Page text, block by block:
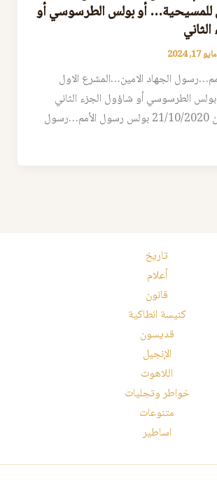
للمسيحية… أو بولس الطرسوسي أو
مايو 17, 2024
الجهاد الامين…المشرع الاول
الطرسوسي أو شاؤول الجزء الثاني
د.جوزيف زيتون 21/10/2020 بولس رسول الأمم…رسول
تاريخ
أعلام
قانون
كنيسة انطاكية
قديسون
الإنجيل
اللاهوت
خواطر وتجليات
متنوعات
اساطير